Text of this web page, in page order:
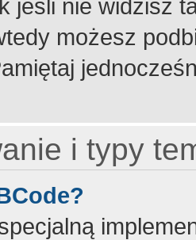
jeśli nie widzisz
możesz
i typy